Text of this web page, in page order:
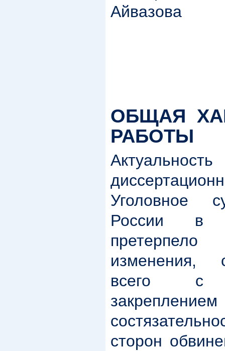
Айвазова
ОБЩАЯ
РАБОТЫ
Уголовное
России в
изменения,
всего с
сторон